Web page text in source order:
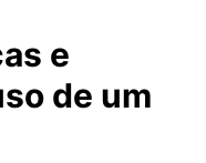
e
de um